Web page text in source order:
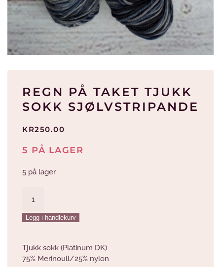
REGN PÅ TAKET TJUKK
SOKK SJØLVSTRIPANDE
KR250.00
5 PÅ LAGER
5 på lager
taket
Tjukk
sjølvstripande
antall
Legg i handlekurv
Tjukk sokk (Platinum DK)
75% Merinoull/25% nylon